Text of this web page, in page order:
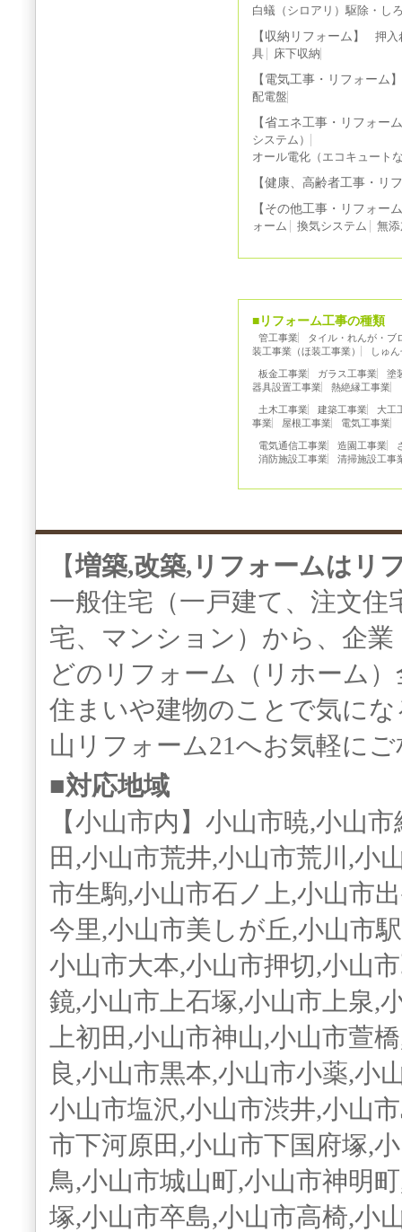
白蟻（シロアリ）駆除・し
【収納リフォーム】
押入
具
床下収納
【電気工事・リフォーム
配電盤
【省エネ工事・リフォー
システム）
オール電化（エコキュート
【健康、高齢者工事・リ
【その他工事・リフォー
ォーム 換気システム 無
■リフォーム工事の種類
管工事業
タイル・れんが・ブ
装工事業（ほ装工事業）
しゅ
板金工事業 ガラス工事業
塗
器具設置工事業
熱絶縁工事業
土木工事業 建築工事業
大工
事業
屋根工事業 電気工事業
電気通信工事業 造園工事業
消防施設工事業
清掃施設工事
【増築,改築,リフォームはリ
一般住宅（一戸建て、注文
宅、マンション）から、企
どのリフォーム（リホーム
住まいや建物のことで気に
山リフォーム21へお気軽に
■対応地域
【小山市内】小山市暁,小山
田,小山市荒井,小山市荒川,小
市生駒,小山市石ノ上,小山市
今里,小山市美しが丘,小山市
小山市大本,小山市押切,小山
鏡,小山市上石塚,小山市上泉,
上初田,小山市神山,小山市萱
良,小山市黒本,小山市小薬,小
小山市塩沢,小山市渋井,小山
市下河原田,小山市下国府塚,
鳥,小山市城山町,小山市神明
塚,小山市卒島,小山市高椅,小